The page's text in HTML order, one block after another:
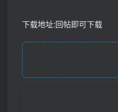
下载地址:回帖即可下载